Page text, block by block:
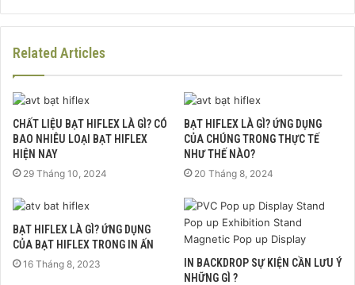
Related Articles
CHẤT LIỆU BẠT HIFLEX LÀ GÌ? CÓ
BAO NHIÊU LOẠI BẠT HIFLEX
HIỆN NAY
29 Tháng 10, 2024
BẠT HIFLEX LÀ GÌ? ỨNG DỤNG
CỦA CHÚNG TRONG THỰC TẾ
NHƯ THẾ NÀO?
20 Tháng 8, 2024
BẠT HIFLEX LÀ GÌ? ỨNG DỤNG
CỦA BẠT HIFLEX TRONG IN ẤN
16 Tháng 8, 2023
IN BACKDROP SỰ KIỆN CẦN LƯU Ý
NHỮNG GÌ ?